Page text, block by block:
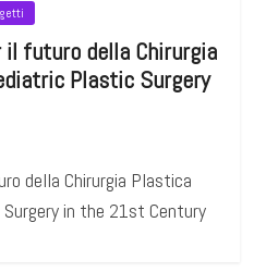
futuro della Chirurgia
Plastic Surgery
della Chirurgia Plastica
in the 21st Century